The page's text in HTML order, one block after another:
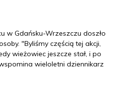
w Gdańsku-Wrzeszczu doszło
"Byliśmy częścią tej akcji,
wieżowiec jeszcze stał, i po
wieloletni dziennikarz